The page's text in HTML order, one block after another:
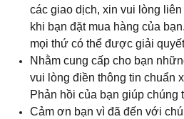
các giao dịch, xin vui lòng
khi bạn đặt mua hàng của
mọi thứ có thể được giải
Nhằm cung cấp cho bạn
vui lòng điền thông tin chuẩn
Phản hồi của bạn giúp chúng
Cảm ơn bạn vì đã đến với